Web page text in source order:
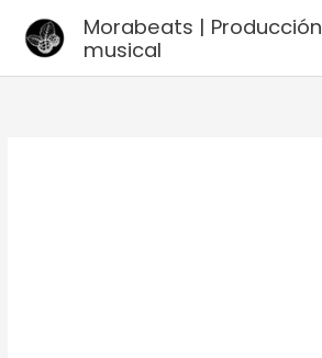
Morabeats | Producción
musical